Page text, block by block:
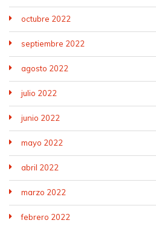
octubre 2022
septiembre 2022
agosto 2022
julio 2022
junio 2022
mayo 2022
abril 2022
marzo 2022
febrero 2022